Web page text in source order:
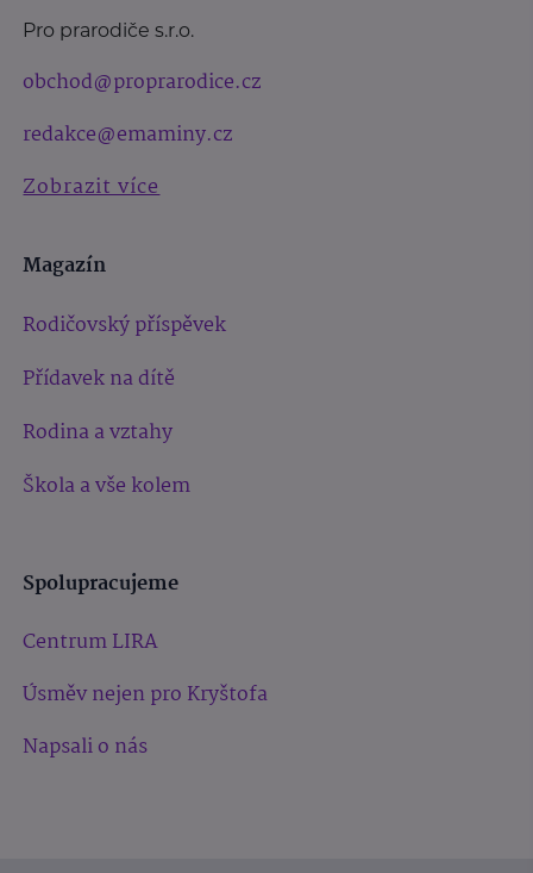
Pro prarodiče s.r.o.
obchod@proprarodice.cz
redakce@emaminy.cz
Zobrazit více
Magazín
Rodičovský příspěvek
Přídavek na dítě
Rodina a vztahy
Škola a vše kolem
Spolupracujeme
Centrum LIRA
Úsměv nejen pro Kryštofa
Napsali o nás